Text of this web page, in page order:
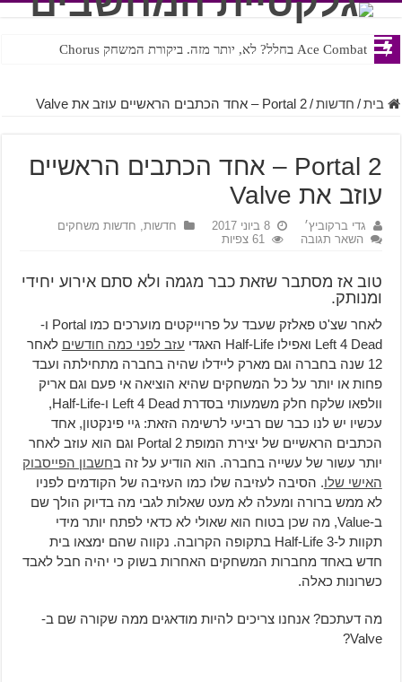
Ace Combat בחלל? לא, יותר מזה. ביקורת המשחק Chorus
Steven Universe והשירים שתורגמו בצורה נוראית לעברית
בית / חדשות / Portal 2 – אחד הכתבים הראשיים עוזב את Valve
Portal 2 – אחד הכתבים הראשיים
עוזב את Valve
גדי ברקוביץ׳ 8 ביוני 2017 חדשות, חדשות משחקים
השאר תגובה
61 צפיות
טוב אז מסתבר שזאת כבר מגמה ולא סתם אירוע יחידי
ומנותק.
לאחר שצ'ט פאלזק שעבד על פרוייקטים מוערכים כמו Portal ו-
Left 4 Dead ואפילו Half-Life האגדי
עזב לפני כמה חודשיםלאחר
12 שנה בחברה וגם מארק ליידלו שהיה בחברה מתחילתה ועבד
פחות או יותר על כל המשחקים שהיא הוציאה אי פעם וגם אריק
וולפאו שלקח חלק משמעותי בסדרת Left 4 Dead ו-Half-Life,
עכשיו יש לנו כבר שם רביעי לרשימה הזאת: גיי פינקטון, אחד
הכתבים הראשיים של יצירת המופת Portal 2 וגם הוא עוזב לאחר
יותר עשור של עשייה בחברה. הוא הודיע על זה בחשבון הפייסבוק
האישי שלו. הסיבה לעזיבה שלו כמו העזיבה של הקודמים לפניו
לא ממש ברורה ומעלה לא מעט שאלות לגבי מה בדיוק הולך שם
ב-Value, מה שכן בטוח הוא שאולי לא כדאי לפתח יותר מידי
תקוות ל-Half-Life 3 בתקופה הקרובה. נקווה שהם ימצאו בית
חדש באחד מחברות המשחקים האחרות בשוק כי יהיה חבל לאבד
כשרונות כאלה.
מה דעתכם? אנחנו צריכים להיות מודאגים ממה שקורה שם ב-
Valve?